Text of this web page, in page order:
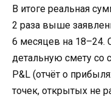
В итоге реальная
2 раза выше
6 месяцев на 18–24.
детальную смету со
P&L (отчёт о
точек, открытых не